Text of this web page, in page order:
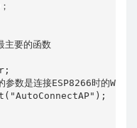
主要的函数
参数是连接ESP8266时的WiFi